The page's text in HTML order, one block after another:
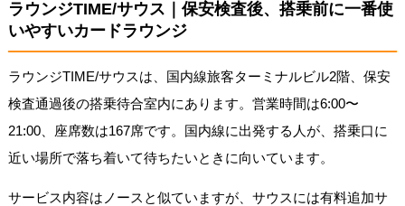
ラウンジTIME/サウス｜保安検査後、搭乗前に一番使
いやすいカードラウンジ
ラウンジTIME/サウスは、国内線旅客ターミナルビル2階、保安
検査通過後の搭乗待合室内にあります。営業時間は6:00〜
21:00、座席数は167席です。国内線に出発する人が、搭乗口に
近い場所で落ち着いて待ちたいときに向いています。
サービス内容はノースと似ていますが、サウスには有料追加サ